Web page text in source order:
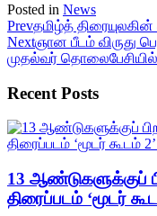
Posted in News
Prevதமிழ்த் திரையுலகின்
Nextஞான பீடம் விருது
முதல்வர்
Recent Posts
13 ஆண்டுகளுக்குப்
திரைப்படம் ‘மூடர்